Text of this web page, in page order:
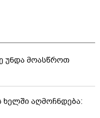
უნდა მოასწროთ
ხელში აღმოჩნდება: